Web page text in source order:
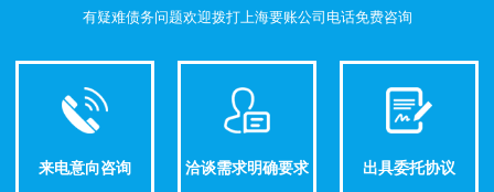
有疑难债务问题欢迎拨打上海要账公司电话免费咨询
来电意向咨询 洽谈需求明确要求 出具委托协议